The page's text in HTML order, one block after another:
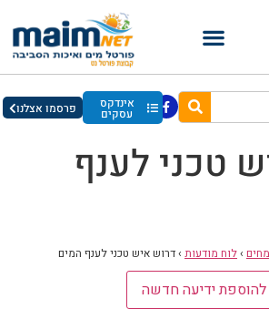
אינדקס
עסקים פרסמו אצלנו
טכני לענף
›לוח מודעות ›דרוש איש טכני לענף המים
להוספת ידיעה חדשה